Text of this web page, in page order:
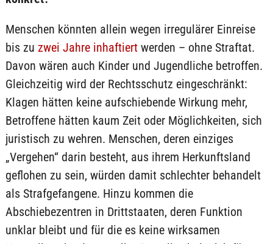
Menschen könnten allein wegen irregulärer Einreise
bis zu zwei Jahre inhaftiertwerden – ohne Straftat.
Davon wären auch Kinder und Jugendliche betroffen.
Gleichzeitig wird der Rechtsschutz eingeschränkt:
Klagen hätten keine aufschiebende Wirkung mehr,
Betroffene hätten kaum Zeit oder Möglichkeiten, sich
juristisch zu wehren. Menschen, deren einziges
„Vergehen“ darin besteht, aus ihrem Herkunftsland
geflohen zu sein, würden damit schlechter behandelt
als Strafgefangene. Hinzu kommen die
Abschiebezentren in Drittstaaten, deren Funktion
unklar bleibt und für die es keine wirksamen